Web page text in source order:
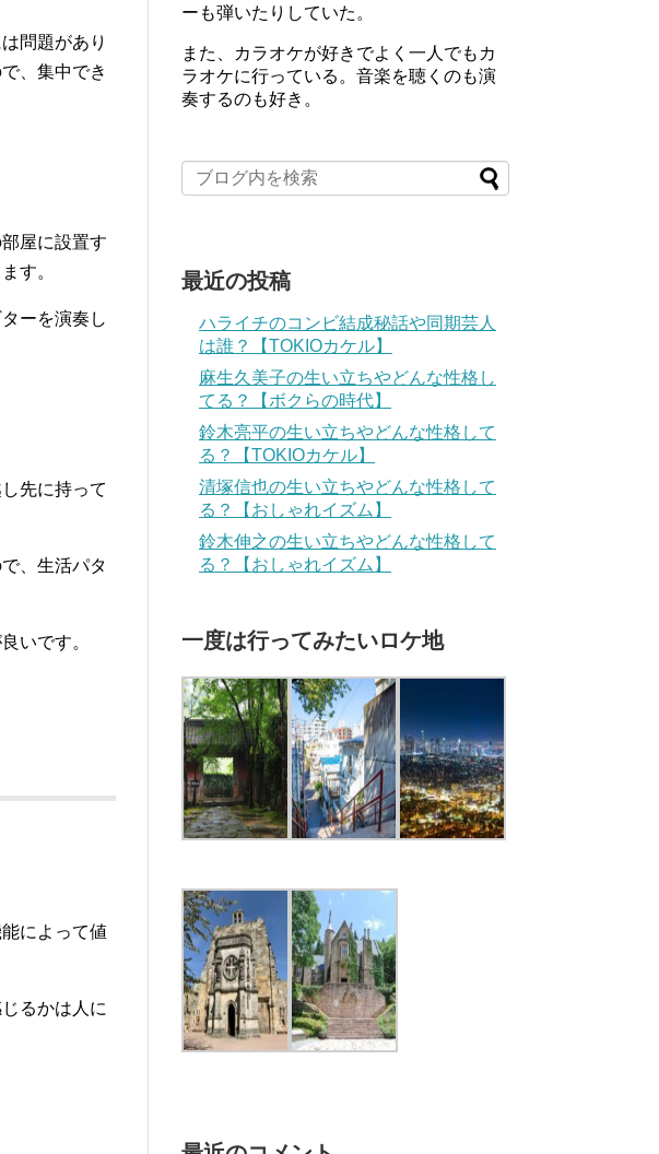
問題があり
、集中でき
屋に設置す
す。
ーを演奏し
先に持って
、生活パタ
いです。
によって値
るかは人に
ーも弾いたりしていた。
また、カラオケが好きでよく一人でもカ
ラオケに行っている。音楽を聴くのも演
奏するのも好き。
最近の投稿
ハライチのコンビ結成秘話や同期芸人
は誰？【TOKIOカケル】
麻生久美子の生い立ちやどんな性格し
てる？【ボクらの時代】
鈴木亮平の生い立ちやどんな性格して
る？【TOKIOカケル】
清塚信也の生い立ちやどんな性格して
る？【おしゃれイズム】
鈴木伸之の生い立ちやどんな性格して
る？【おしゃれイズム】
一度は行ってみたいロケ地